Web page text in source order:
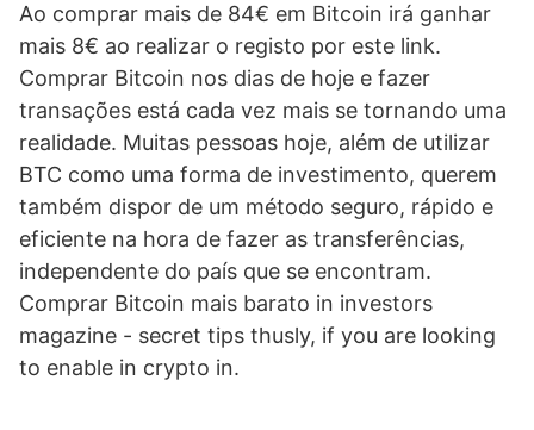
Ao comprar mais de 84€ em Bitcoin irá ganhar
mais 8€ ao realizar o registo por este link.
Comprar Bitcoin nos dias de hoje e fazer
transações está cada vez mais se tornando uma
realidade. Muitas pessoas hoje, além de utilizar
BTC como uma forma de investimento, querem
também dispor de um método seguro, rápido e
eficiente na hora de fazer as transferências,
independente do país que se encontram.
Comprar Bitcoin mais barato in investors
magazine - secret tips thusly, if you are looking
to enable in crypto in.